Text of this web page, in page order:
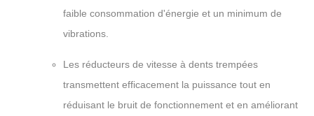
faible consommation d'énergie et un minimum de
vibrations.
Les réducteurs de vitesse à dents trempées
transmettent efficacement la puissance tout en
réduisant le bruit de fonctionnement et en améliorant